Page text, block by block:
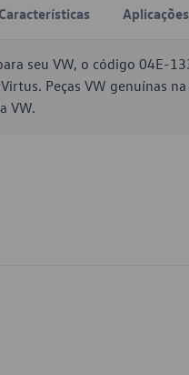
Características Aplicações
seu VW, o código 04E-
Peças VW genuínas
VW.